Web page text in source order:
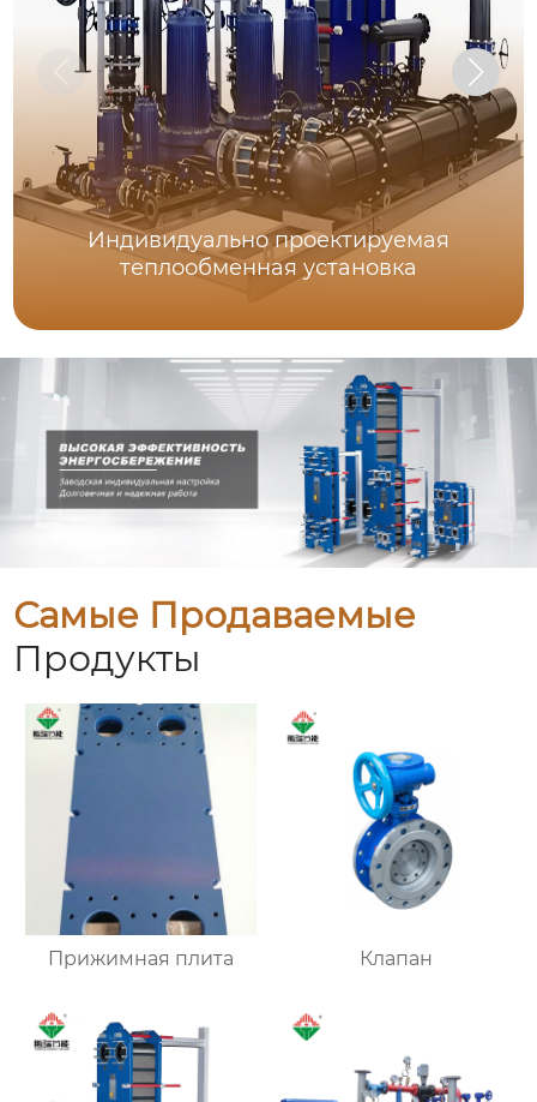
Индивидуально проектируемая
теплообменная установка
Самые Продаваемые
Продукты
Прижимная плита Клапан